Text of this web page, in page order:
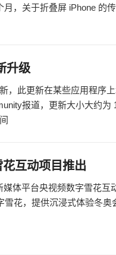
，关于折叠屏 iPhone 的
升级
，此更新在某些应用程序
报道，更新大小大约为
互动项目推出
体平台央视频数字雪花互
花，提供沉浸式体验冬